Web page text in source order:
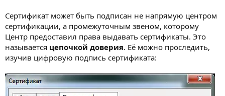
Сертификат может быть подписан не напрямую центром
сертификации, а промежуточным звеном, которому
Центр предоставил права выдавать сертификаты. Это
называется цепочкой доверия. Её можно проследить,
изучив цифровую подпись сертификата: